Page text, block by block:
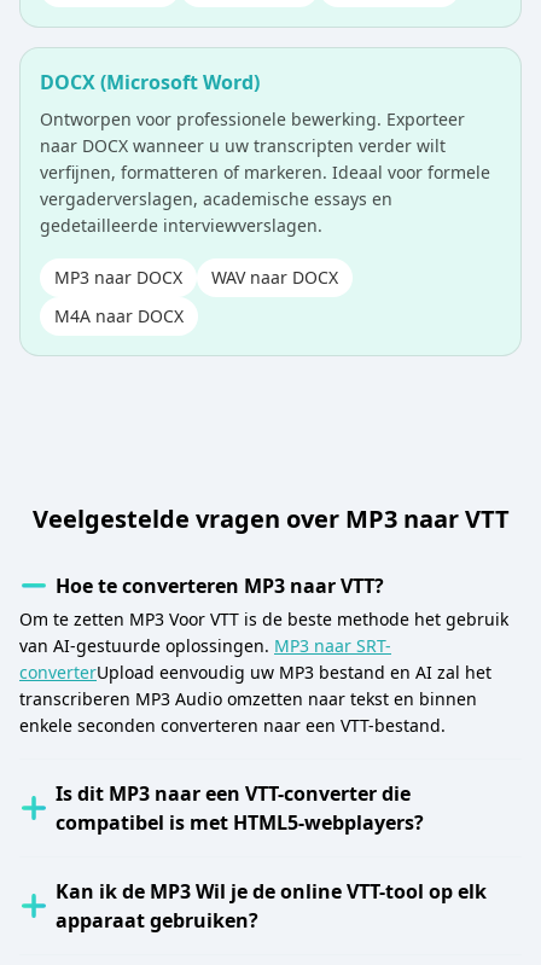
DOCX (Microsoft Word)
Ontworpen voor professionele bewerking. Exporteer
naar DOCX wanneer u uw transcripten verder wilt
verfijnen, formatteren of markeren. Ideaal voor formele
vergaderverslagen, academische essays en
gedetailleerde interviewverslagen.
MP3 naar DOCX
WAV naar DOCX
M4A naar DOCX
Veelgestelde vragen over MP3 naar VTT
Hoe te converteren MP3 naar VTT?
Om te zetten MP3 Voor VTT is de beste methode het gebruik
van AI-gestuurde oplossingen. MP3 naar SRT-
converterUpload eenvoudig uw MP3 bestand en AI zal het
transcriberen MP3 Audio omzetten naar tekst en binnen
enkele seconden converteren naar een VTT-bestand.
Is dit MP3 naar een VTT-converter die
compatibel is met HTML5-webplayers?
Kan ik de MP3 Wil je de online VTT-tool op elk
apparaat gebruiken?